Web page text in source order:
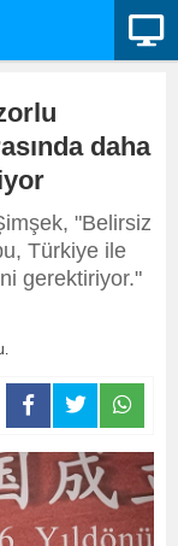
daha
"Belirsiz
Türkiye ile
gerektiriyor."